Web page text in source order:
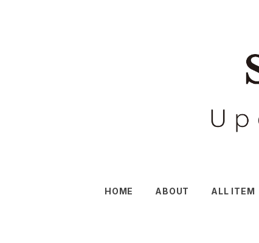
HOME ABOUT ALL ITEM